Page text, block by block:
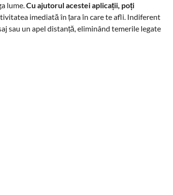
lume.Cu ajutorul acestei aplicații, poți
imediată în țara în care te afli. Indiferent
sau un apel distanță, eliminând temerile legate